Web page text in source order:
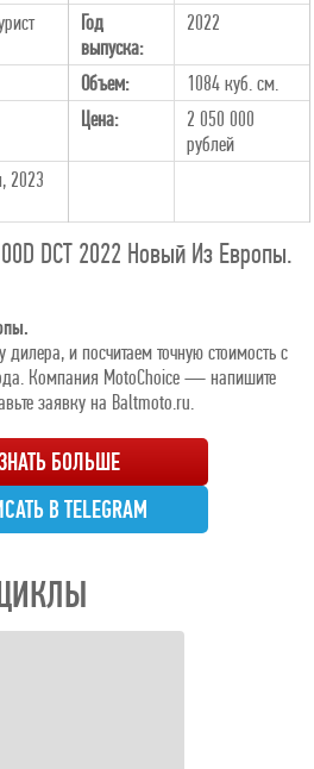
Год
выпуска:
2022
Объем:
1084 куб. см.
Цена:
2 050 000
рублей
2023
DCT 2022 Новый Из Европы.
и посчитаем точную стоимость с
Компания MotoChoice — напишите
заявку на Baltmoto.ru.
БОЛЬШЕ
В TELEGRAM